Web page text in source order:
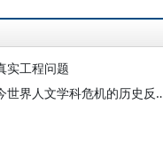
实工程问题
原祖杰：人文危机抑或大学危机